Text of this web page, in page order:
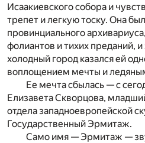
Исаакиевского собора и
трепет и легкую тоску. Она
провинциального
фолиантов и тихих преданий,
холодный город казался ей
воплощением мечты и
Ее мечта сбылась — с
Елизавета Скворцова,
отдела западноевропейской
Государственный Эрмитаж.
Само имя — Эрмитаж —